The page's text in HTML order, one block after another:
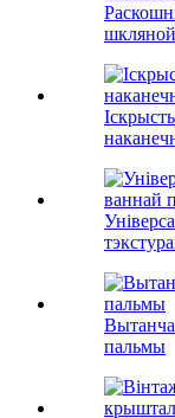
шкляной
пальмы